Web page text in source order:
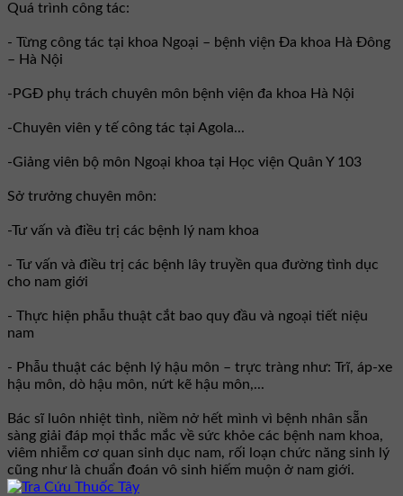
Quá trình công tác:
- Từng công tác tại khoa Ngoại – bệnh viện Đa khoa Hà Đông
– Hà Nội
-PGĐ phụ trách chuyên môn bệnh viện đa khoa Hà Nội
-Chuyên viên y tế công tác tại Agola...
-Giảng viên bộ môn Ngoại khoa tại Học viện Quân Y 103
Sở trưởng chuyên môn:
-Tư vấn và điều trị các bệnh lý nam khoa
- Tư vấn và điều trị các bệnh lây truyền qua đường tình dục
cho nam giới
- Thực hiện phẫu thuật cắt bao quy đầu và ngoại tiết niệu
nam
- Phẫu thuật các bệnh lý hậu môn – trực tràng như: Trĩ, áp-xe
hậu môn, dò hậu môn, nứt kẽ hậu môn,...
Bác sĩ luôn nhiệt tình, niềm nở hết mình vì bệnh nhân sẵn
sàng giải đáp mọi thắc mắc về sức khỏe các bệnh nam khoa,
viêm nhiễm cơ quan sinh dục nam, rối loạn chức năng sinh lý
cũng như là chuẩn đoán vô sinh hiếm muộn ở nam giới.